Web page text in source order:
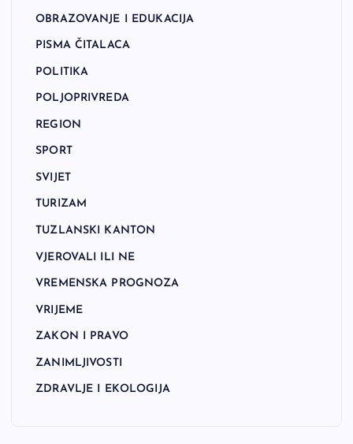
OBRAZOVANJE I EDUKACIJA
PISMA ČITALACA
POLITIKA
POLJOPRIVREDA
REGION
SPORT
SVIJET
TURIZAM
TUZLANSKI KANTON
VJEROVALI ILI NE
VREMENSKA PROGNOZA
VRIJEME
ZAKON I PRAVO
ZANIMLJIVOSTI
ZDRAVLJE I EKOLOGIJA